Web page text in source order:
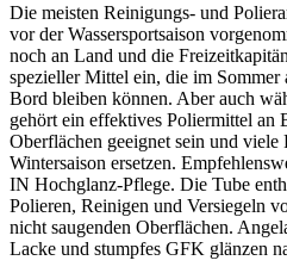
Die meisten Reinigungs- und
vor der Wassersportsaison
noch an Land und die
spezieller Mittel ein, die im Sommer
Bord bleiben können. Aber auch
gehört ein effektives Poliermittel an
Oberflächen geeignet sein und viele
Wintersaison ersetzen.
IN Hochglanz-Pflege. Die Tube
Polieren, Reinigen und Versiegeln
nicht saugenden Oberflächen.
Lacke und stumpfes GFK glänzen